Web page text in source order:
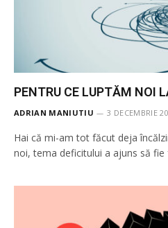
PENTRU CE LUPTĂM NOI
ADRIAN MANIUTIU 3 DECEMBRIE
Hai că mi-am tot făcut deja
noi, tema deficitului a ajuns să